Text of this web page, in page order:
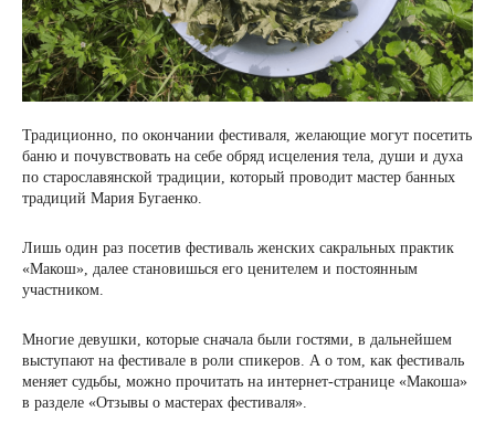
Традиционно, по окончании фестиваля, желающие могут посетить
баню и почувствовать на себе обряд исцеления тела, души и духа
по старославянской традиции, который проводит мастер банных
традиций Мария Бугаенко.
Лишь один раз посетив фестиваль женских сакральных практик
«Макош», далее становишься его ценителем и постоянным
участником.
Многие девушки, которые сначала были гостями, в дальнейшем
выступают на фестивале в роли спикеров. А о том, как фестиваль
меняет судьбы, можно прочитать на интернет-странице «Макоша»
в разделе «Отзывы о мастерах фестиваля».